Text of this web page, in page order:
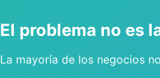
El problema no es
La mayoría de los negocios